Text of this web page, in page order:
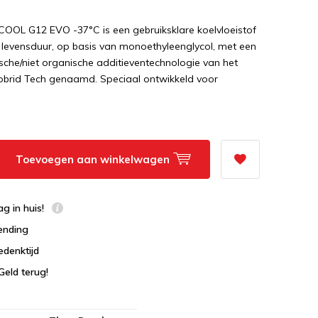
G12 EVO -37°C is een gebruiksklare koelvloeistof
op basis van monoethyleenglycol, met een
niet organische additieventechnologie van het
Tech genaamd. Speciaal ontwikkeld voor
Toevoegen aan winkelwagen
in huis!
terug!